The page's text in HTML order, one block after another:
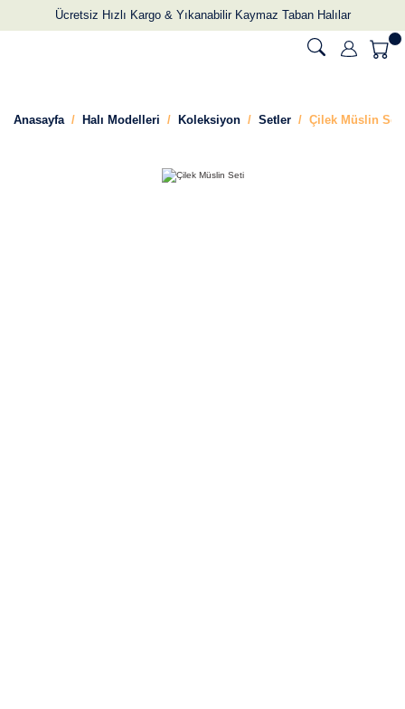
Ücretsiz Hızlı Kargo & Yıkanabilir Kaymaz Taban Halılar
Anasayfa Halı Modelleri Koleksiyon Setler Çilek Müslin Seti